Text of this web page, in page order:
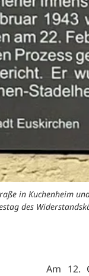
in Kuchenheim
des
Am 12.